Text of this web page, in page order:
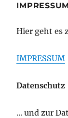
IMPRESSUM
Hier geht es
IMPRESSUM
Datenschutz
... und zur